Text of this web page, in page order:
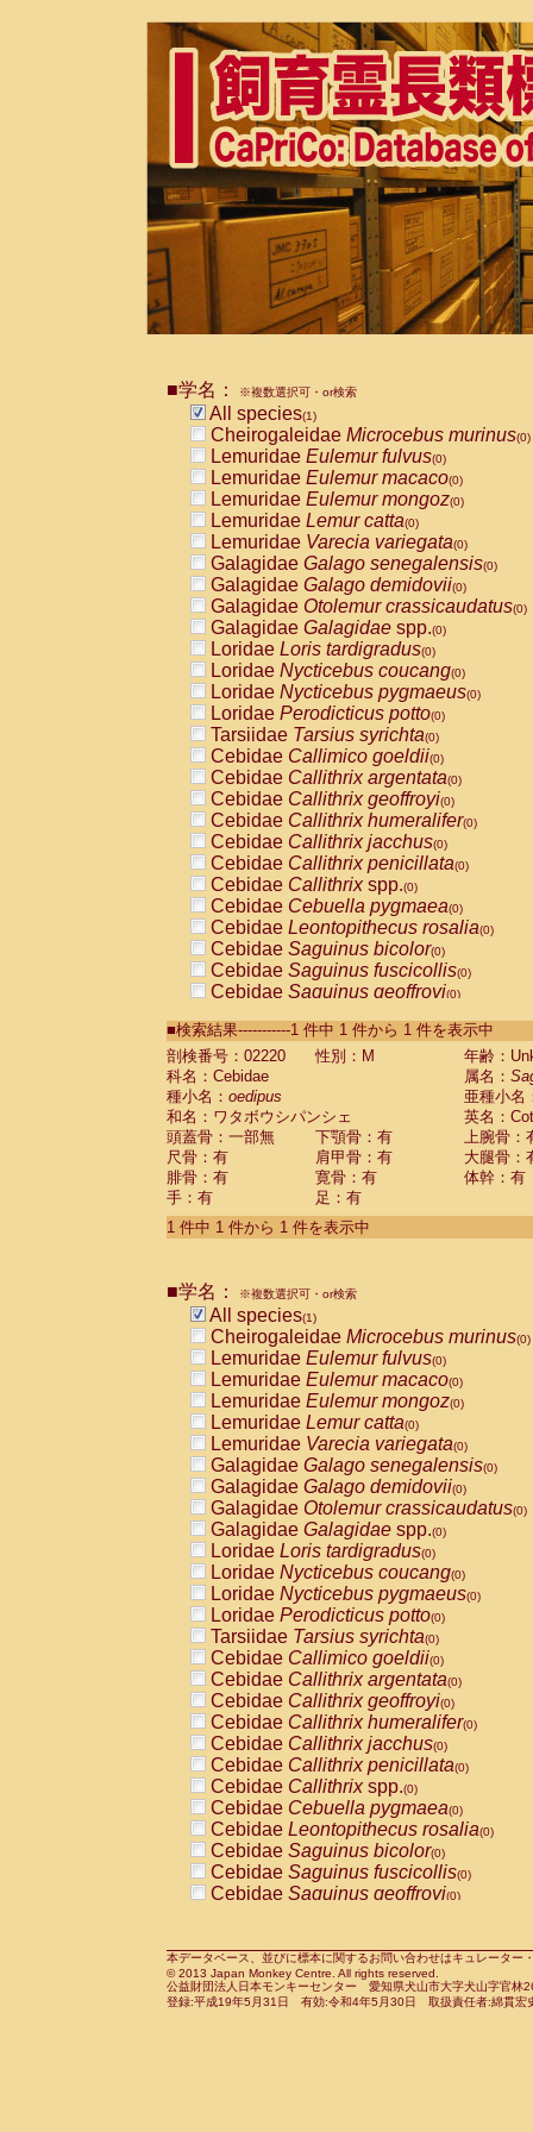
■学名： ※複数選択可・or検索
All species(1)
Cheirogaleidae Microcebus murinus(0)
Lemuridae Eulemur fulvus(0)
Lemuridae Eulemur macaco(0)
Lemuridae Eulemur mongoz(0)
Lemuridae Lemur catta(0)
Lemuridae Varecia variegata(0)
Galagidae Galago senegalensis(0)
Galagidae Galago demidovii(0)
Galagidae Otolemur crassicaudatus(0)
Galagidae Galagidae spp.(0)
Loridae Loris tardigradus(0)
Loridae Nycticebus coucang(0)
Loridae Nycticebus pygmaeus(0)
Loridae Perodicticus potto(0)
Tarsiidae Tarsius syrichta(0)
Cebidae Callimico goeldii(0)
Cebidae Callithrix argentata(0)
Cebidae Callithrix geoffroyi(0)
Cebidae Callithrix humeralifer(0)
Cebidae Callithrix jacchus(0)
Cebidae Callithrix penicillata(0)
Cebidae Callithrixspp.(0)
Cebidae Cebuella pygmaea(0)
Cebidae Leontopithecus rosalia(0)
Cebidae Saguinus bicolor(0)
Cebidae Saguinus fuscicollis(0)
Cebidae Saguinus geoffroyi(0)
CebidaeSaguinus labiatus(0)
Cebidae Saguinus leucopus (0)
Cebidae
Cebidae
CebidaeSaguinus nigricollis (0)
Cebidae Saguinus oedipus
Cebidae Saguinus weddelli
Cebidae Saguinusspp.
Cebidae Aotus trivirgatus
Cebidae Cebus albifrons
CebidaeCebus nigrivittatus
CebidaeCebus
CebidaeSaimiri boliviensis(0)
CebidaeSaimiri sciureus(0)
AtelidaeAlouatta caraya(0)
AtelidaeAlouatta fusca(0)
AtelidaeAlouatta seniculus
AtelidaeAlouattaspp.(0)
AtelidaeAteles belzebuth(0)
AtelidaeAteles geoffroyi(0)
AtelidaeAteles paniscus(0)
AtelidaeAtelesspp.(0)
Atelidae Lagothrix lagothricha
AtelidaeLagothrix lagothricha cana
PitheciidaeCacajao calvus
PitheciidaeCallicebus cupreus
PitheciidaeCallicebus donacophilus
PitheciidaeCallicebus moloch
PitheciidaeCallicebus torquatus
PitheciidaeCallicebusspp.(0)
PitheciidaeChiropotes satanas(0)
PitheciidaePithecia monachus
PitheciidaePithecia pithecia(0)
CercopithecidaeCercocebus agilis
CercopithecidaeCercocebus
CercopithecidaeCercocebus
CercopithecidaeCercocebus
CercopithecidaeCercocebus
CercopithecidaeCercocebushybrid
CercopithecidaePapio anubis(0)
CercopithecidaePapio cynocephalus
CercopithecidaePapio hamadryas(0)
■検索結果-----------1 件中 1 件から 1 件を表示中
剖検番号：02220
性別：M
年齢：
科名：Cebidae
属名：
種小名： oedipus
亜種小名
和名：ワタボウシパンシェ
英名：
頭蓋骨：一部無
下顎骨：有
上腕骨：
尺骨：有
肩甲骨：有
大腿骨：
腓骨：有
寛骨：有
体幹：有
手：有
足：有
1 件中 1 件から 1 件を表示中
■学名： ※複数選択可・or検索
All species(1)
Cheirogaleidae Microcebus murinus(0)
Lemuridae Eulemur fulvus(0)
Lemuridae Eulemur macaco(0)
Lemuridae Eulemur mongoz(0)
Lemuridae Lemur catta(0)
Lemuridae Varecia variegata(0)
Galagidae Galago senegalensis(0)
Galagidae Galago demidovii(0)
Galagidae Otolemur crassicaudatus(0)
Galagidae Galagidae spp.(0)
Loridae Loris tardigradus(0)
Loridae Nycticebus coucang(0)
Loridae Nycticebus pygmaeus(0)
Loridae Perodicticus potto(0)
Tarsiidae Tarsius syrichta(0)
Cebidae Callimico goeldii(0)
Cebidae Callithrix argentata(0)
Cebidae Callithrix geoffroyi(0)
Cebidae Callithrix humeralifer(0)
Cebidae Callithrix jacchus(0)
Cebidae Callithrix penicillata(0)
Cebidae Callithrixspp.(0)
Cebidae Cebuella pygmaea(0)
Cebidae Leontopithecus rosalia(0)
Cebidae Saguinus bicolor(0)
Cebidae Saguinus fuscicollis(0)
Cebidae Saguinus geoffroyi(0)
CebidaeSaguinus leucopus(0)
CebidaeSaguinus midas(0)
Cebidae Saguinus mystax(0)
本データベース、並びに標本に関するお問い合わせはキュレータ
© 2013 Japan Monkey Centre. All rights reserved.
公益財団法人日本モンキーセンター 愛知県犬山市大字犬山字官
登録:平成19年5月31日 有効:令和4年5月30日 取扱責任者:綿貫宏